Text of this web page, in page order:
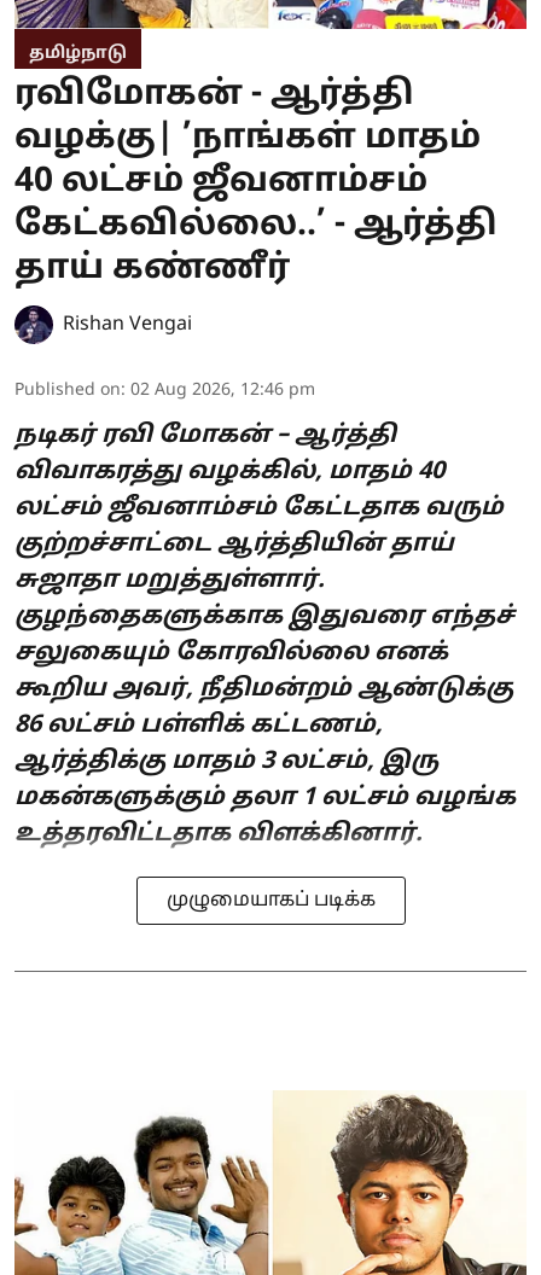
தமிழ்நாடு
ரவிமோகன் - ஆர்த்தி
வழக்கு| ’நாங்கள் மாதம்
40 லட்சம் ஜீவனாம்சம்
கேட்கவில்லை..’ - ஆர்த்தி
தாய் கண்ணீர்
Rishan Vengai
Published on: 02 Aug 2026, 12:46 pm
நடிகர் ரவி மோகன் – ஆர்த்தி
விவாகரத்து வழக்கில், மாதம் 40
லட்சம் ஜீவனாம்சம் கேட்டதாக வரும்
குற்றச்சாட்டை ஆர்த்தியின் தாய்
சுஜாதா மறுத்துள்ளார்.
குழந்தைகளுக்காக இதுவரை எந்தச்
சலுகையும் கோரவில்லை எனக்
கூறிய அவர், நீதிமன்றம் ஆண்டுக்கு
86 லட்சம் பள்ளிக் கட்டணம்,
ஆர்த்திக்கு மாதம் 3 லட்சம், இரு
மகன்களுக்கும் தலா 1 லட்சம் வழங்க
உத்தரவிட்டதாக விளக்கினார்.
முழுமையாகப் படிக்க